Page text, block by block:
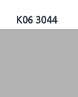
K06 3044